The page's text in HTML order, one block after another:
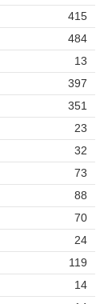
415
484
13
397
351
23
32
73
88
70
24
119
14